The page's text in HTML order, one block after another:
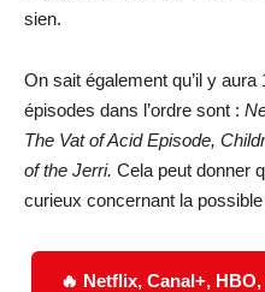
sien.
On sait également qu’il y
épisodes dans l’ordre sont :
The Vat of Acid Episode,
of the Jerri. Cela peut donner
curieux concernant la
🔥 Netflix, Canal+,